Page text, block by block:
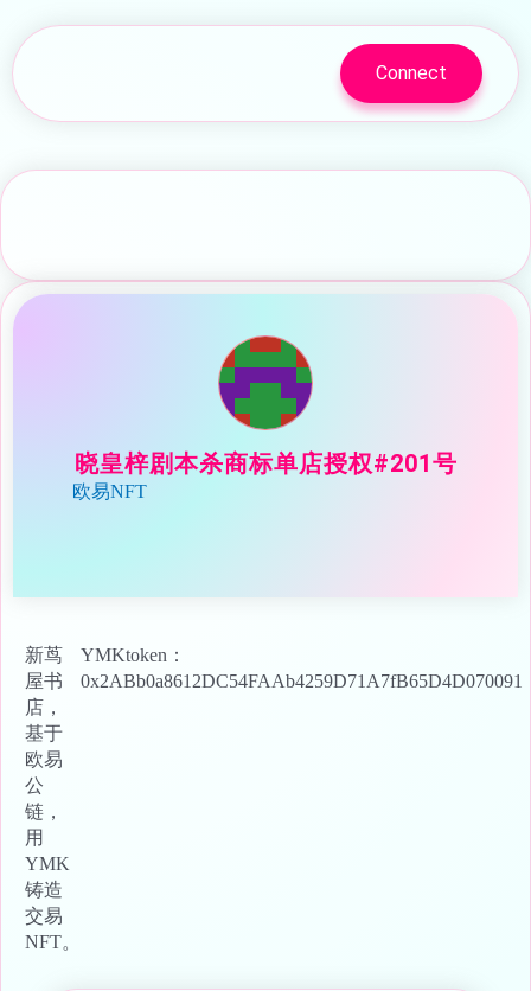
Connect
晓皇梓剧本杀商标单店授权#201号
欧易NFT
新茑
屋书
店，
基于
欧易
公
链，
用
YMK
铸造
交易
NFT。
YMKtoken：
0x2ABb0a8612DC54FAAb4259D71A7fB65D4D070091